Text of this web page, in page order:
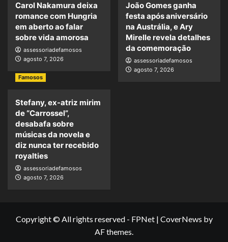
Carol Nakamura deixa
romance com Hungria
em aberto ao falar
sobre vida amorosa
assessoriadefamosos
agosto 7, 2026
João Gomes ganha
festa após aniversário
na Austrália, e Ary
Mirelle revela detalhes
da comemoração
assessoriadefamosos
agosto 7, 2026
Famosos
Stefany, ex-atriz mirim
de “Carrossel”,
desabafa sobre
músicas da novela e
diz nunca ter recebido
royalties
assessoriadefamosos
agosto 7, 2026
Copyright © All rights reserved - FPNet | CoverNews by
AF themes.